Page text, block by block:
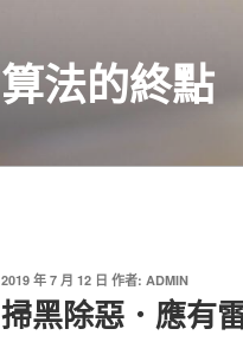
算法的終點
發
佈
於
2019 年 7 月 12 日 作者: ADMIN
掃黑除惡．應有